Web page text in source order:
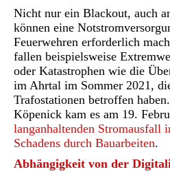
Nicht nur ein Blackout, auch
können eine
Feuerwehren erforderlich
fallen beispielsweise
oder Katastrophen wie die
im Ahrtal im Sommer 2021,
Trafostationen betroffen
Köpenick kam es am 19.
langanhaltenden Stromausfall
Schadens durch Bauarbeiten.
Abhängigkeit von der